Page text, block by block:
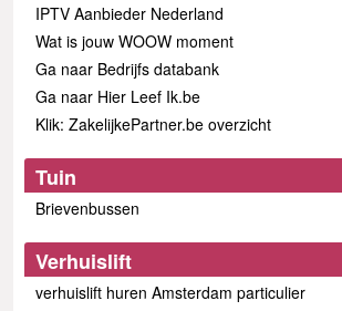
IPTV Aanbieder Nederland
Wat is jouw WOOW moment
Ga naar Bedrijfs databank
Ga naar Hier Leef Ik.be
Klik: ZakelijkePartner.be overzicht
Tuin
Brievenbussen
Verhuislift
verhuislift huren Amsterdam particulier